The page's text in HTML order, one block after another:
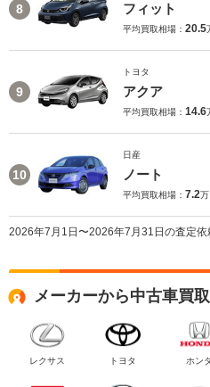
8 フィット
平均買取相場： 20.5
9
トヨタ
アクア
平均買取相場： 14.6
10
日産
ノート
平均買取相場： 7.2万
2026年7月1日〜2026年7月31日の査定依
メーカーから中古車買
レクサス トヨタ ホン